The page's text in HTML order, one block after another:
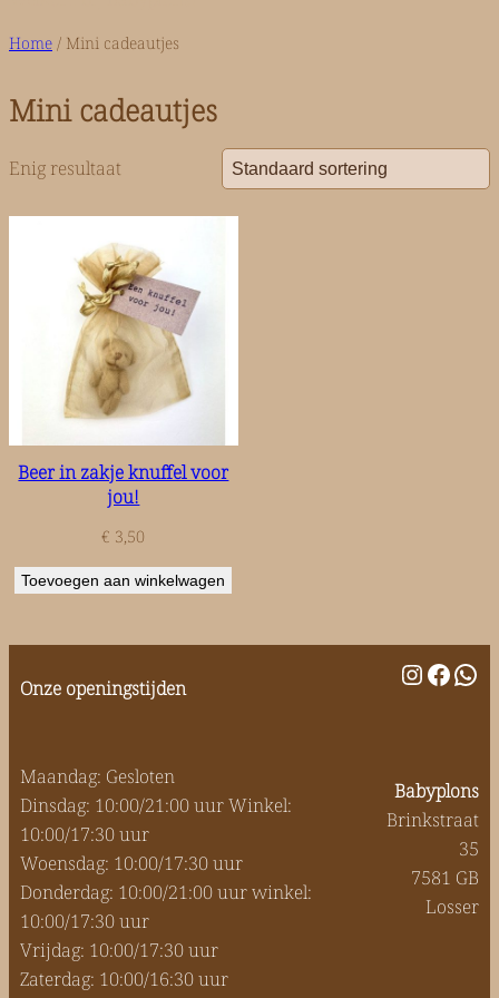
Home / Mini cadeautjes
Mini cadeautjes
Enig resultaat
Beer in zakje knuffel voor
jou!
€ 3,50
Toevoegen aan winkelwagen
Onze openingstijden
Maandag: Gesloten
Dinsdag: 10:00/21:00 uur Winkel:
10:00/17:30 uur
Woensdag: 10:00/17:30 uur
Donderdag: 10:00/21:00 uur winkel:
10:00/17:30 uur
Vrijdag: 10:00/17:30 uur
Zaterdag: 10:00/16:30 uur
Babyplons
Brinkstraat
35
7581 GB
Losser